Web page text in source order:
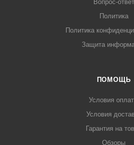
Вопрос-ответ
Политика
Политика
Защита
ПОМОЩЬ
Условия
Условия
Гарантия на
Обзоры